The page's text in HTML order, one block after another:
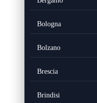
Bologna
Bolzano
Brescia
Brindisi